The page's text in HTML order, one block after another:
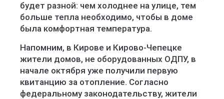
будет разной: чем холоднее на улице, тем
больше тепла необходимо, чтобы в доме
была комфортная температура.
Напомним, в Кирове и Кирово-Чепецке
жители домов, не оборудованных ОДПУ, в
начале октября уже получили первую
квитанцию за отопление. Согласно
федеральному законодательству, жители